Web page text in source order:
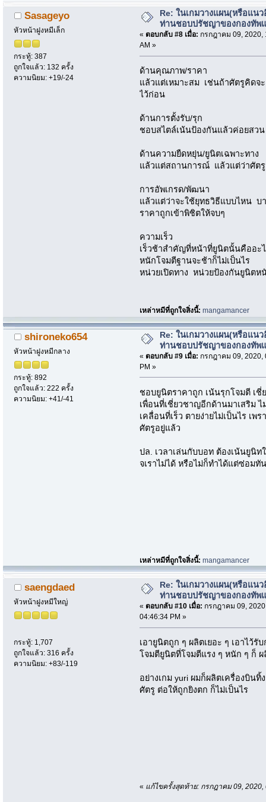
Sasageyo
หัวหน้าฝูงหมีเล็ก
กระทู้: 387
ถูกใจแล้ว: 132 ครั้ง
ความนิยม: +19/-24
Re: ในเกมวางแผน(หรือแน
ท่านชอบปรัชญาของกองทัพ
« ตอบกลับ #8 เมื่อ: กรกฎาคม 09, 2020,
AM »
ด้านคุณภาพ/ราคา
แล้วแต่เหมาะสม เช่นถ้าศัตรูคิดจ
ไว้ก่อน
ด้านการตั้งรับ/รุก
ชอบสไตล์เน้นป้องกันแล้วค่อยสวน
ด้านความยืดหยุ่น/ยูนิตเฉพาะทาง
แล้วแต่สถานการณ์ แล้วแต่ว่าศัตรู
การอัพเกรด/พัฒนา
แล้วแต่ว่าจะใช้ยุทธวิธีแบบไหน บ
ราคาถูกเข้าพิชิตให้จบๆ
ความเร็ว
เร็วช้าสำคัญที่หน้าที่ยูนิตนั้นคืออะ
หนักโจมตีฐานจะช้าก็ไม่เป็นไร
หน่วยเปิดทาง หน่วยป้องกันยูนิตห
เหล่าหมีที่ถูกใจสิ่งนี้:mangamancer
shironeko654
หัวหน้าฝูงหมีกลาง
กระทู้: 892
ถูกใจแล้ว: 222 ครั้ง
ความนิยม: +41/-41
Re: ในเกมวางแผน(หรือแน
ท่านชอบปรัชญาของกองทัพ
« ตอบกลับ #9 เมื่อ: กรกฎาคม 09, 2020,
PM »
ชอบยูนิตราคาถูก เน้นรุกโจมตี เชี่
เพื่อนที่เชี่ยวชาญอีกด้านมาเสริม
เคลื่อนที่เร็ว ตายง่ายไม่เป็นไร เ
ศัตรูอยู่แล้ว
ปล. เวลาเล่นกับบอท ต้องเน้นยูนิท
จเราไม่ได้ หรือไม่ก็ทำได้แต่ซ่อมทั
เหล่าหมีที่ถูกใจสิ่งนี้:mangamancer
saengdaed
หัวหน้าฝูงหมีใหญ่
กระทู้: 1,707
ถูกใจแล้ว: 316 ครั้ง
ความนิยม: +83/-119
Re: ในเกมวางแผน(หรือแน
ท่านชอบปรัชญาของกองทัพ
« ตอบกลับ #10 เมื่อ: กรกฎาคม 09,
04:46:34 PM »
เอายูนิตถูก ๆ ผลิตเยอะ ๆ เอาไว้รั
โจมตียูนิตที่โจมตีแรง ๆ หนัก ๆ ก็
อย่างเกม yuri ผมก็ผลิตเครื่องบิน
ศัตรู ต่อให้ถูกยิงตก ก็ไม่เป็นไร
« แก้ไขครั้งสุดท้าย: กรกฎาคม 09, 2020,